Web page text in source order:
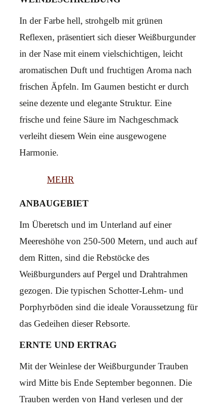
In der Farbe hell, strohgelb mit grünen
Reflexen, präsentiert sich dieser Weißburgunder
in der Nase mit einem vielschichtigen, leicht
aromatischen Duft und fruchtigen Aroma nach
frischen Äpfeln. Im Gaumen besticht er durch
seine dezente und elegante Struktur. Eine
frische und feine Säure im Nachgeschmack
verleiht diesem Wein eine ausgewogene
Harmonie.
MEHR
ANBAUGEBIET
Im Überetsch und im Unterland auf einer
Meereshöhe von 250-500 Metern, und auch auf
dem Ritten, sind die Rebstöcke des
Weißburgunders auf Pergel und Drahtrahmen
gezogen. Die typischen Schotter-Lehm- und
Porphyrböden sind die ideale Voraussetzung für
das Gedeihen dieser Rebsorte.
ERNTE UND ERTRAG
Mit der Weinlese der Weißburgunder Trauben
wird Mitte bis Ende September begonnen. Die
Trauben werden von Hand verlesen und der